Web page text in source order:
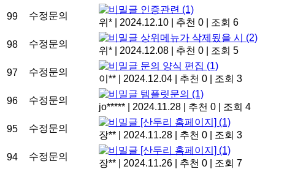
99 수정문의
인증관련 (1)
위*
2024.12.10 추천 0 조회 6
98 수정문의
상위메뉴가 삭제됬을 시 (2)
위*
2024.12.08 추천 0 조회 5
97 수정문의
문의 양식 편집 (1)
이**
2024.12.04 추천 0 조회 3
96 수정문의
템플릿문의 (1)
jo*****
2024.11.28 추천 0 조회 4
95 수정문의
[산두리 홈페이지] (1)
장**
2024.11.28 추천 0 조회 3
94 수정문의
[산두리 홈페이지] (1)
장**
2024.11.26 추천 0 조회 7